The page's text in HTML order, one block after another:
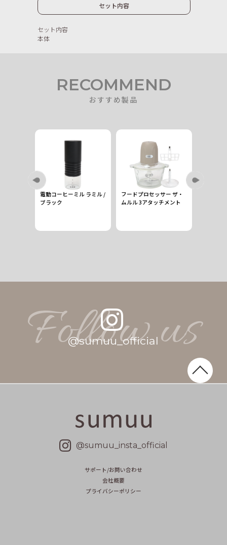
セット内容
セット内容
本体
RECOMMEND
おすすめ製品
電動コーヒーミル ラミル /
ブラック
フードプロセッサー ザ・
ムルル 3アタッチメント
@sumuu _official
Follow us
@sumuu_insta_official
サポート/お問い合わせ
会社概要
プライバシーポリシー